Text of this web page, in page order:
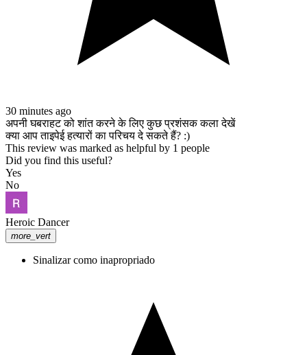
30 minutes ago
अपनी घबराहट को शांत करने के लिए कुछ प्रशंसक कला देखें
क्या आप ताइपेई हत्यारों का परिचय दे सकते हैं? :)
This review was marked as helpful by 1 people
Did you find this useful?
Yes
No
Heroic Dancer
more_vert
Sinalizar como inapropriado